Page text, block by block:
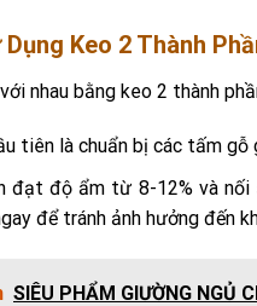
Keo 2 Thành
nhau bằng keo 2 thành
tiên là chuẩn bị các tấm gỗ
đạt độ ẩm từ 8-12% và
để tránh ảnh hưởng đến
SIÊU PHẨM GIƯỜNG NGỦ